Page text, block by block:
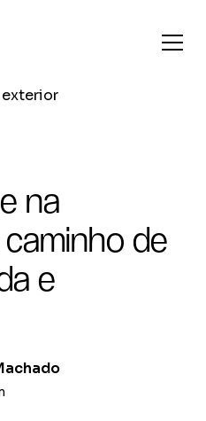
exterior
na
de
e